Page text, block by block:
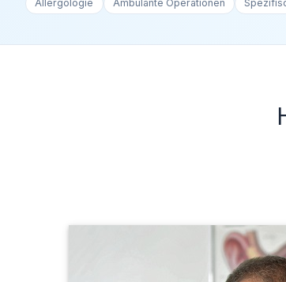
Allergologie Ambulante Operationen